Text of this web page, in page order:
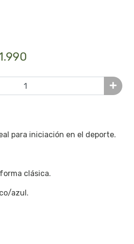
para iniciación en el deporte.
clásica.
azul.